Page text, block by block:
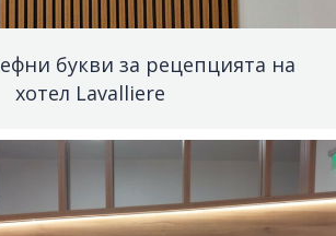
букви за рецепцията на
хотел Lavalliere